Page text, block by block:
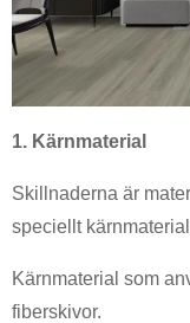
1. Kärnmaterial
Skillnaderna är
speciellt
Kärnmaterial som
fiberskivor.